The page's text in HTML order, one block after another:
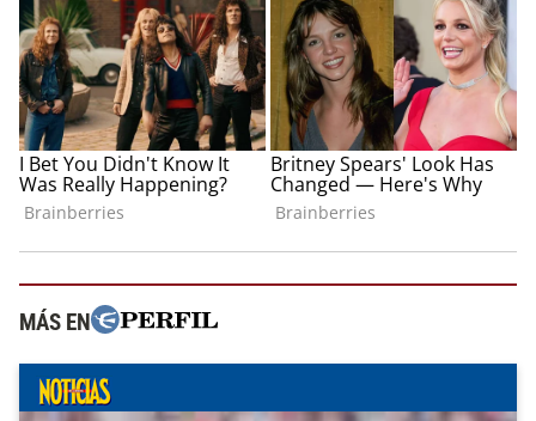
MÁS EN